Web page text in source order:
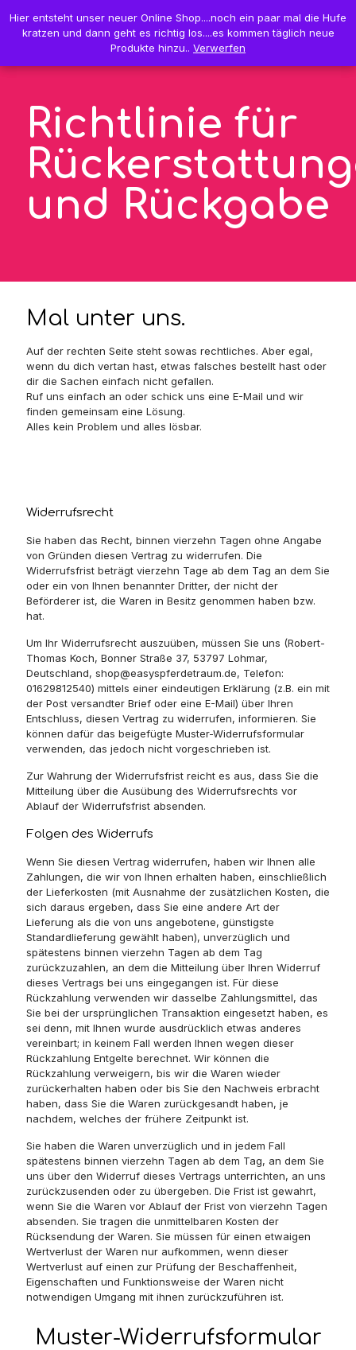
0 0,00 €
Richtlinie für
und Rückgabe
Mal unter uns.
Auf der rechten Seite steht sowas rechtliches. Aber egal,
wenn du dich vertan hast, etwas falsches bestellt hast oder
dir die Sachen einfach nicht gefallen.
Ruf uns einfach an oder schick uns eine E-Mail und wir
finden gemeinsam eine Lösung.
Alles kein Problem und alles lösbar.
Widerrufsrecht
Sie haben das Recht, binnen vierzehn Tagen ohne Angabe
von Gründen diesen Vertrag zu widerrufen. Die
Widerrufsfrist beträgt vierzehn Tage ab dem Tag an dem Sie
oder ein von Ihnen benannter Dritter, der nicht der
Beförderer ist, die Waren in Besitz genommen haben bzw.
hat.
Um Ihr Widerrufsrecht auszuüben, müssen Sie uns (Robert-
Thomas Koch, Bonner Straße 37, 53797 Lohmar,
Deutschland, shop@easyspferdetraum.de, Telefon:
01629812540) mittels einer eindeutigen Erklärung (z.B. ein mit
der Post versandter Brief oder eine E-Mail) über Ihren
Entschluss, diesen Vertrag zu widerrufen, informieren. Sie
können dafür das beigefügte Muster-Widerrufsformular
verwenden, das jedoch nicht vorgeschrieben ist.
Zur Wahrung der Widerrufsfrist reicht es aus, dass Sie die
Mitteilung über die Ausübung des Widerrufsrechts vor
Ablauf der Widerrufsfrist absenden.
Folgen des Widerrufs
Wenn Sie diesen Vertrag widerrufen, haben wir Ihnen alle
Zahlungen, die wir von Ihnen erhalten haben, einschließlich
der Lieferkosten (mit Ausnahme der zusätzlichen Kosten, die
sich daraus ergeben, dass Sie eine andere Art der
Lieferung als die von uns angebotene, günstigste
Standardlieferung gewählt haben), unverzüglich und
spätestens binnen vierzehn Tagen ab dem Tag
zurückzuzahlen, an dem die Mitteilung über Ihren Widerruf
dieses Vertrags bei uns eingegangen ist. Für diese
Rückzahlung verwenden wir dasselbe Zahlungsmittel, das
Sie bei der ursprünglichen Transaktion eingesetzt haben, es
sei denn, mit Ihnen wurde ausdrücklich etwas anderes
vereinbart; in keinem Fall werden Ihnen wegen dieser
Rückzahlung Entgelte berechnet. Wir können die
Rückzahlung verweigern, bis wir die Waren wieder
zurückerhalten haben oder bis Sie den Nachweis erbracht
haben, dass Sie die Waren zurückgesandt haben, je
nachdem, welches der frühere Zeitpunkt ist.
Sie haben die Waren unverzüglich und in jedem Fall
spätestens binnen vierzehn Tagen ab dem Tag, an dem Sie
uns über den Widerruf dieses Vertrags unterrichten, an uns
zurückzusenden oder zu übergeben. Die Frist ist gewahrt,
wenn Sie die Waren vor Ablauf der Frist von vierzehn Tagen
absenden. Sie tragen die unmittelbaren Kosten der
Rücksendung der Waren. Sie müssen für einen etwaigen
Wertverlust der Waren nur aufkommen, wenn dieser
Wertverlust auf einen zur Prüfung der Beschaffenheit,
Eigenschaften und Funktionsweise der Waren nicht
notwendigen Umgang mit ihnen zurückzuführen ist.
Muster-Widerrufsformular
Hier entsteht unser neuer Online Shop....noch ein paar mal die Hufe
kratzen und dann geht es richtig los....es kommen täglich neue
Produkte hinzu.. Verwerfen
Hier entsteht unser neuer Online Shop....noch ein paar mal die Hufe
kratzen und dann geht es richtig los....es kommen täglich neue
Produkte hinzu.. Verwerfen